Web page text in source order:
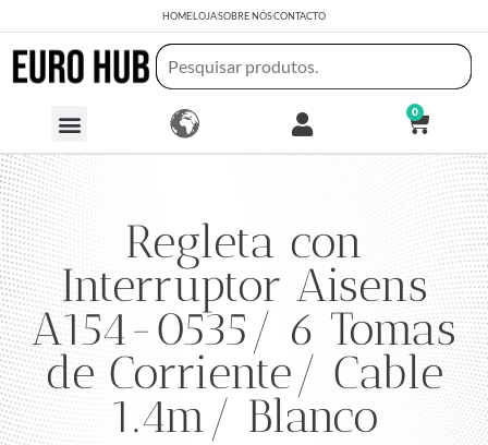
HOMELOJASOBRE NÓSCONTACTO
0
Regleta con
Interruptor Aisens
A154-0535/ 6 Tomas
de Corriente/ Cable
1.4m/ Blanco